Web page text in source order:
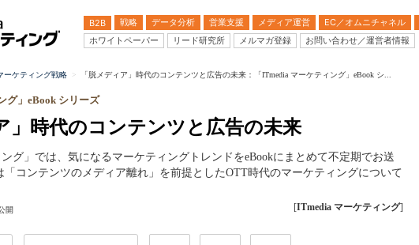
B2B 戦略 データ分析 営業支援 メディア運営 EC／オムニチャネル
ホワイトペーパー
リード研究所 メルマガ登録 お問い合わせ／運営者情報
ーケティング戦略 「脱メディア」時代のコンテンツと広告の未来：「ITmedia マーケティング」eBook シ...
」時代のコンテンツと広告の未来
グ」eBook シリーズ
ング」では、気になるマーケティングトレンドをeBookにまとめて不定期でお送
「コンテンツのメディア離れ」を前提としたOTT時代のマーケティングについて
開 [ITmedia マーケティング]